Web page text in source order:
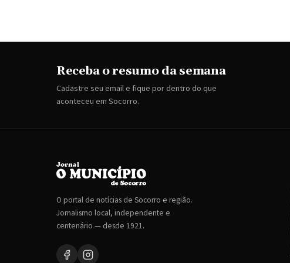
Receba o resumo da semana
Cadastre seu email e fique por dentro do que
aconteceu em Socorro.
O portal de notícias de Socorro e região.
Jornalismo local, independente e
centenário — desde 1921.